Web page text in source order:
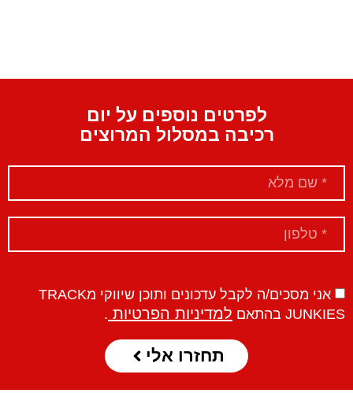
לפרטים נוספים על יום
רכיבה במסלול המרוצים
אני מסכים/ה לקבל עדכונים ותוכן שיווקי מTRACK
JUNKIES בהתאם
למדיניות הפרטיות .
תחזרו אלי